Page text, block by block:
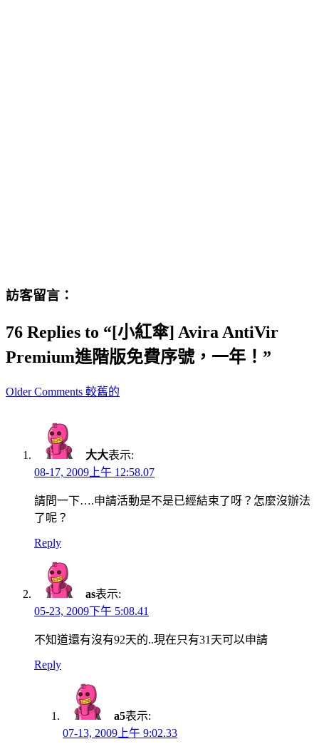
訪客留言：
76 Replies to “[小紅傘] Avira AntiVir
Premium進階版免費序號，一年！”
Comment
Older Comments 較舊的
大大表示:
08-17, 2009上午 12:58.07
請問一下….申請活動是不是已經結束了呀？怎麼沒辦法
了呢？
Reply
as表示:
05-23, 2009下午 5:08.41
不知道還有沒有92天的..現在只有31天可以申請
Reply
a5表示:
07-13, 2009上午 9:02.33